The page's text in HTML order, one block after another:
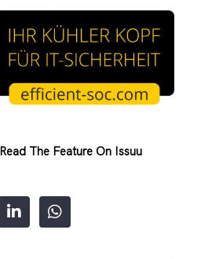
Read The Feature On Issuu